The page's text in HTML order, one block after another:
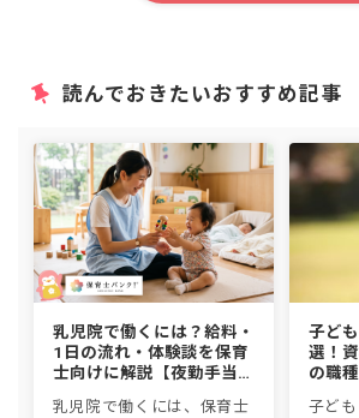
読んでおきたいおすすめ記事
乳児院で働くには？給料・
1日の流れ・体験談を保育
士向けに解説【夜勤手当込
乳児院で働くには、保育士
子ど
選！
の職
子ど